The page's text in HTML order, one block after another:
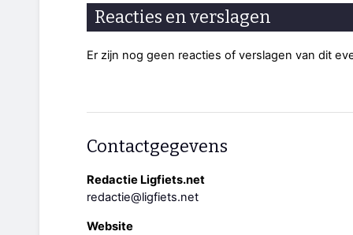
Reacties en verslagen
Er zijn nog geen reacties of verslagen van dit
Contactgegevens
Redactie Ligfiets.net
redactie@ligfiets.net
Website